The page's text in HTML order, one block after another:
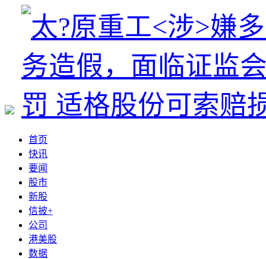
首页
快讯
要闻
股市
新股
信披+
公司
港美股
数据